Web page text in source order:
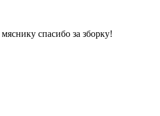
спасибо за зборку!